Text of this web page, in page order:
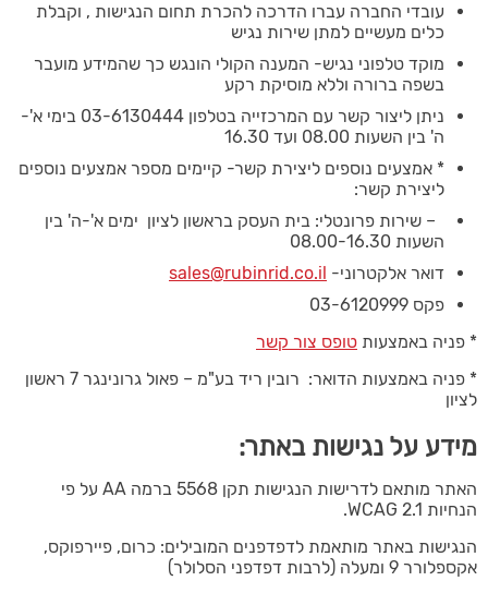
עובדי החברה עברו הדרכה להכרת תחום הנגישות , וקבלת
כלים מעשיים למתן שירות נגיש
מוקד טלפוני נגיש- המענה הקולי הונגש כך שהמידע מועבר
בשפה ברורה וללא מוסיקת רקע
ניתן ליצור קשר עם המרכזייה בטלפון 03-6130444 בימי א'-
ה' בין השעות 08.00 ועד 16.30
* אמצעים נוספים ליצירת קשר- קיימים מספר אמצעים נוספים
ליצירת קשר:
– שירות פרונטלי: בית העסק בראשון לציון ימים א'-ה' בין
השעות 08.00-16.30
דואר אלקטרוני- sales@rubinrid.co.il
פקס 03-6120999
* פניה באמצעות טופס צור קשר
* פניה באמצעות הדואר: רובין ריד בע"מ – פאול גרונינגר 7 ראשון
לציון
מידע על נגישות באתר:
האתר מותאם לדרישות הנגישות תקן 5568 ברמה AA על פי
הנחיות WCAG 2.1.
הנגישות באתר מותאמת לדפדפנים המובילים: כרום, פיירפוקס,
אקספלורר 9 ומעלה (לרבות דפדפני הסלולר)